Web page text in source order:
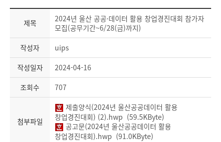
제목
2024년 울산 공공·데이터 활용 창업경진대회 참가자
모집(공무기간~6/28(금)까지)
작성자
uips
작성일자
2024-04-16
조회수
707
첨부파일
제출양식(2024년 울산공공데이터 활용
창업경진대회) (2).hwp (59.5KByte)
공고문(2024년 울산공공데이터 활용
창업경진대회).hwp (91.0KByte)